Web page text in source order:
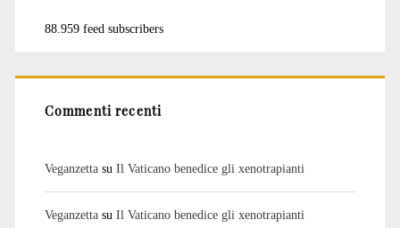
88.959 feed subscribers
Commenti recenti
Veganzettasu Il Vaticano benedice gli xenotrapianti
Veganzettasu Il Vaticano benedice gli xenotrapianti